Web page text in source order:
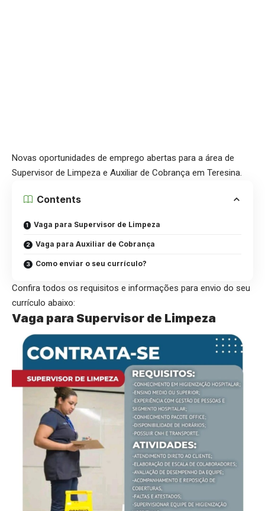
Novas oportunidades de emprego abertas para a área de
Supervisor de Limpeza e Auxiliar de Cobrança em Teresina.
Contents
Vaga para Supervisor de Limpeza
Vaga para Auxiliar de Cobrança
Como enviar o seu currículo?
Confira todos os requisitos e informações para envio do seu
currículo abaixo:
Vaga para Supervisor de Limpeza